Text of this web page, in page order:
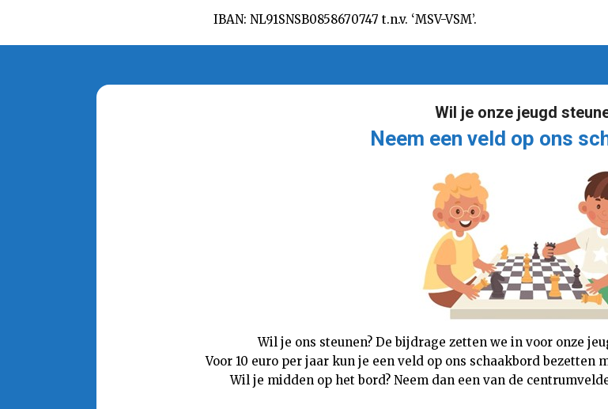
IBAN: NL91SNSB0858670747 t.n.v. ‘MSV-VSM’.
Wil je onze jeugd
Neem een veld op ons
Wil je ons steunen? De bijdrage zetten we in voor onze
Voor 10 euro per jaar kun je een veld op ons schaakbord bezetten
Wil je midden op het bord? Neem dan een van de